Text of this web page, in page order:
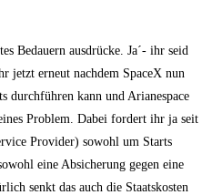
Bedauern ausdrücke. Ja´- ihr seid
jetzt erneut nachdem SpaceX nun
durchführen kann und Arianespace
Problem. Dabei fordert ihr ja seit
Provider) sowohl um Starts
eine Absicherung gegen eine
senkt das auch die Staatskosten